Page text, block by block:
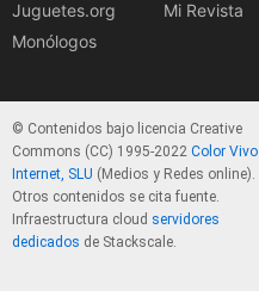
Juguetes.org
Monólogos
Mi Revista
© Contenidos bajo licencia Creative
Commons (CC) 1995-2022 Color Vivo
Internet, SLU (Medios y Redes online).
Otros contenidos se cita fuente.
Infraestructura cloud servidores
dedicados de Stackscale.